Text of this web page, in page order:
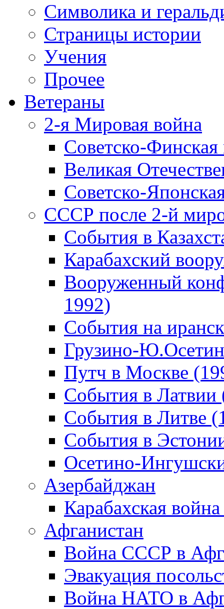
Символика и
Страницы истории
Учения
Прочее
Ветераны
2-я Мировая война
Советско-
Великая
Советско-
СССР после 2-й
События в
Карабахский
Вооруженный
1992)
События на
Грузино-
Путч в Москве
События в Латвии
События в Литве
События в
Осетино-
Азербайджан
Карабахская
Афганистан
Война СССР в
Эвакуация
Война НАТО в